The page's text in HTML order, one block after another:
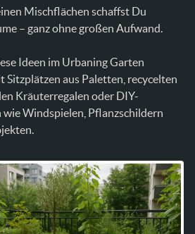
Mischflächen schaffst Du
– ganz ohne großen Aufwand.
Ideen im Urbaning Garten
Sitzplätzen aus Paletten, recycelten
Kräuterregalen oder DIY-
Windspielen, Pflanzschildern